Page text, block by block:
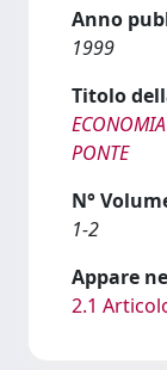
Anno
1999
Titolo
PONTE
N°
1-2
Appare
2.1